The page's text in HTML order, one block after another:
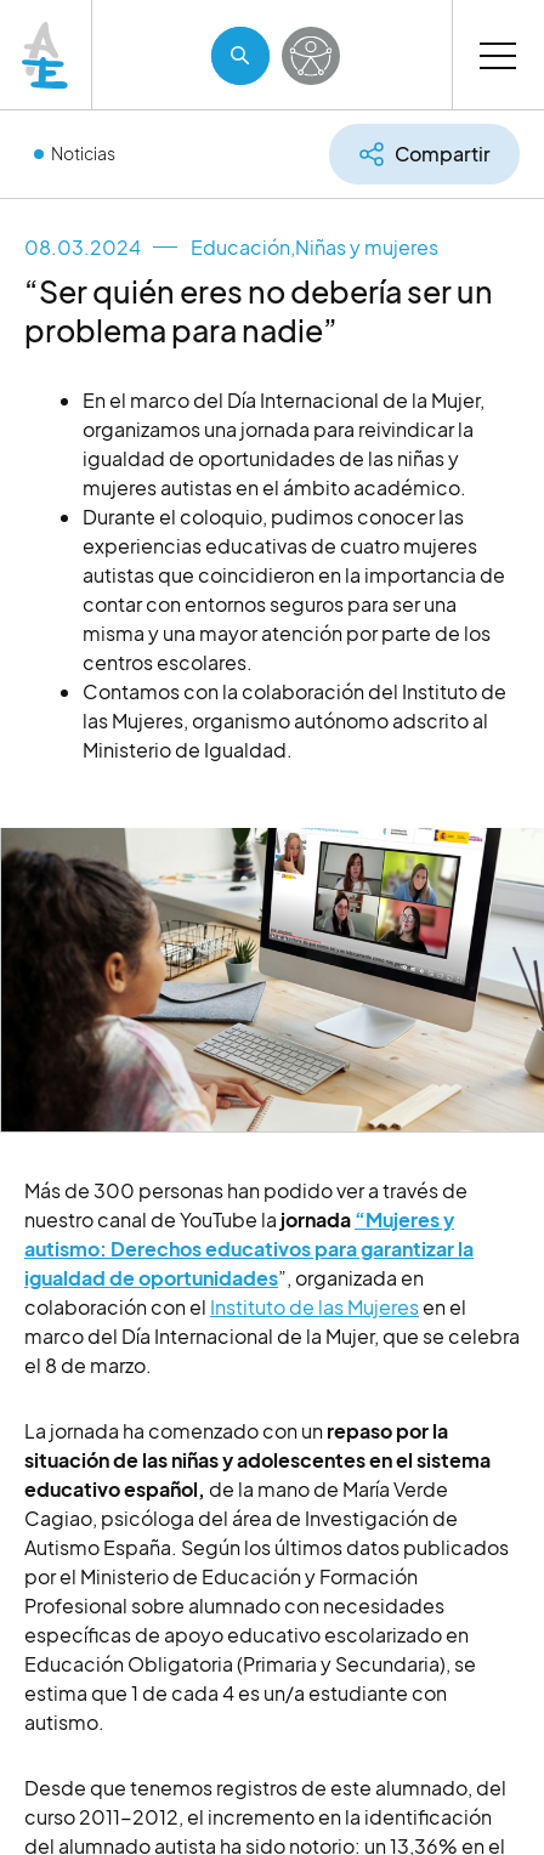
Noticias Compartir
08.03.2024 Educación,Niñas y mujeres
“Ser quién eres no debería ser un
problema para nadie”
En el marco del Día Internacional de la Mujer,
organizamos una jornada para reivindicar la
igualdad de oportunidades de las niñas y
mujeres autistas en el ámbito académico.
Durante el coloquio, pudimos conocer las
experiencias educativas de cuatro mujeres
autistas que coincidieron en la importancia de
contar con entornos seguros para ser una
misma y una mayor atención por parte de los
centros escolares.
Contamos con la colaboración del Instituto de
las Mujeres, organismo autónomo adscrito al
Ministerio de Igualdad.
Más de 300 personas han podido ver a través de
nuestro canal de YouTube la jornada“Mujeres y
autismo: Derechos educativos para garantizar la
igualdad de oportunidades”, organizada en
colaboración con el Instituto de las Mujeresen el
marco del Día Internacional de la Mujer, que se celebra
el 8 de marzo.
La jornada ha comenzado con unrepaso por la
situación de las niñas y adolescentes en el sistema
educativo español, de la mano de María Verde
Cagiao, psicóloga del área de Investigación de
Autismo España. Según los últimos datos publicados
por el Ministerio de Educación y Formación
Profesional sobre alumnado con necesidades
específicas de apoyo educativo escolarizado en
Educación Obligatoria (Primaria y Secundaria), se
estima que 1 de cada 4 es un/a estudiante con
autismo.
Desde que tenemos registros de este alumnado, del
curso 2011-2012, el incremento en la identificación
del alumnado autista ha sido notorio: un 13,36% en el